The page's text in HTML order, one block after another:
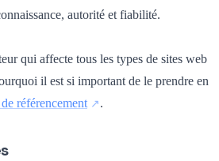
autorité et fiabilité.
qui affecte tous les types de sites web
il est si important de le prendre en
référencement .